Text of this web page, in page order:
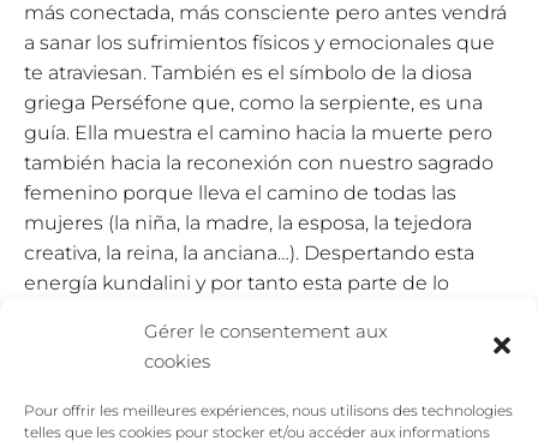
Gérer le consentement aux
cookies
Pour offrir les meilleures expériences, nous utilisons des technologies
telles que les cookies pour stocker et/ou accéder aux informations
más conectada, más consciente pero antes vendrá
a sanar los sufrimientos físicos y emocionales que
te atraviesan. También es el símbolo de la diosa
griega Perséfone que, como la serpiente, es una
guía. Ella muestra el camino hacia la muerte pero
también hacia la reconexión con nuestro sagrado
femenino porque lleva el camino de todas las
mujeres (la niña, la madre, la esposa, la tejedora
creativa, la reina, la anciana…). Despertando esta
energía kundalini y por tanto esta parte de lo
concretamente dejándonos guiar hacia lo que
realmente somos, podremos entonces brillar con
mil luces, acceder a nuestro poder creativo, a la
alegría profunda y a nuestra invencibilidad. Dentro